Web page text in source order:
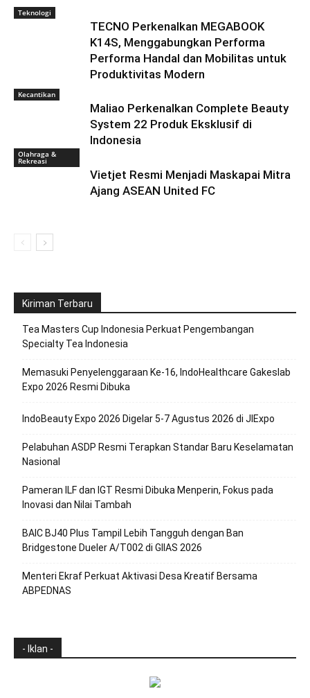
Teknologi
TECNO Perkenalkan MEGABOOK
K14S, Menggabungkan Performa
Performa Handal dan Mobilitas untuk
Produktivitas Modern
Kecantikan
Maliao Perkenalkan Complete Beauty
System 22 Produk Eksklusif di
Indonesia
Olahraga &
Rekreasi
Vietjet Resmi Menjadi Maskapai Mitra
Ajang ASEAN United FC
Kiriman Terbaru
Tea Masters Cup Indonesia Perkuat Pengembangan
Specialty Tea Indonesia
Memasuki Penyelenggaraan Ke-16, IndoHealthcare Gakeslab
Expo 2026 Resmi Dibuka
IndoBeauty Expo 2026 Digelar 5-7 Agustus 2026 di JIExpo
Pelabuhan ASDP Resmi Terapkan Standar Baru Keselamatan
Nasional
Pameran ILF dan IGT Resmi Dibuka Menperin, Fokus pada
Inovasi dan Nilai Tambah
BAIC BJ40 Plus Tampil Lebih Tangguh dengan Ban
Bridgestone Dueler A/T002 di GIIAS 2026
Menteri Ekraf Perkuat Aktivasi Desa Kreatif Bersama
ABPEDNAS
- Iklan -